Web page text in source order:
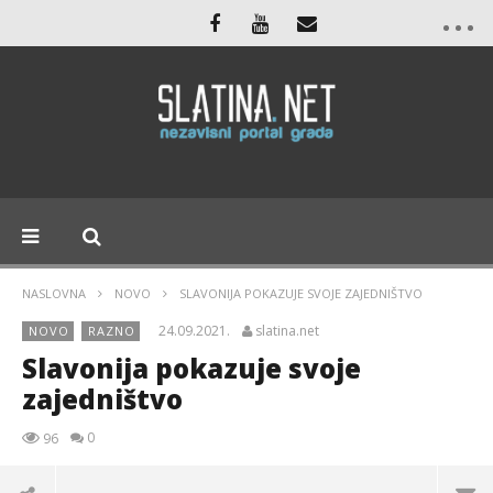
NASLOVNA NOVO SLAVONIJA POKAZUJE SVOJE ZAJEDNIŠTVO
NOVO RAZNO 24.09.2021. slatina.net
Slavonija pokazuje svoje
zajedništvo
96 0